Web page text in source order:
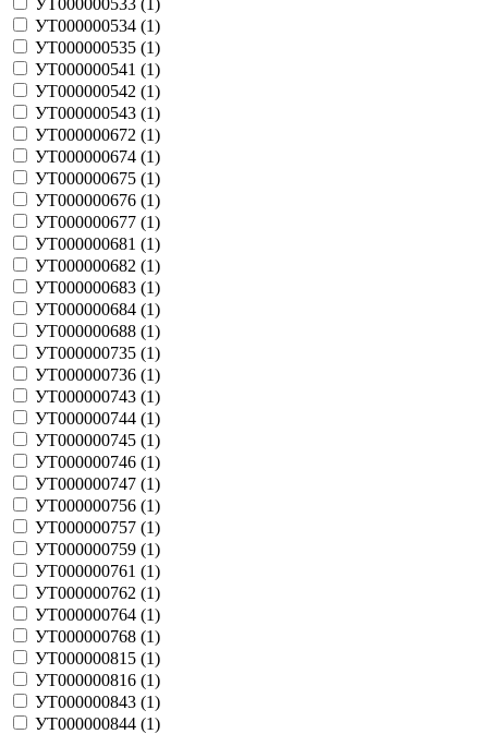
УТ000000534 (1)
УТ000000535 (1)
УТ000000541 (1)
УТ000000542 (1)
УТ000000543 (1)
УТ000000672 (1)
УТ000000674 (1)
УТ000000675 (1)
УТ000000676 (1)
УТ000000677 (1)
УТ000000681 (1)
УТ000000682 (1)
УТ000000683 (1)
УТ000000684 (1)
УТ000000688 (1)
УТ000000735 (1)
УТ000000736 (1)
УТ000000743 (1)
УТ000000744 (1)
УТ000000745 (1)
УТ000000746 (1)
УТ000000747 (1)
УТ000000756 (1)
УТ000000757 (1)
УТ000000759 (1)
УТ000000761 (1)
УТ000000762 (1)
УТ000000764 (1)
УТ000000768 (1)
УТ000000815 (1)
УТ000000816 (1)
УТ000000843 (1)
УТ000000844 (1)